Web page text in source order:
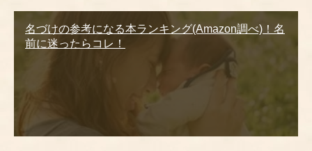
名づけの参考になる本ランキング(Amazon調べ)！名
前に迷ったらコレ！